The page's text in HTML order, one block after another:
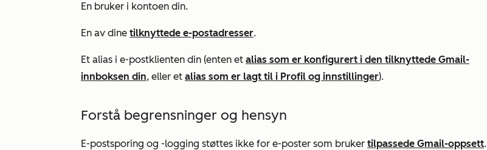
En bruker i kontoen din.
En av dine tilknyttede e-postadresser.
Et alias i e-postklienten din (enten et alias som er konfigurert i den tilknyttede Gmail-
innboksen din, eller et alias som er lagt til i Profil og innstillinger).
Forstå begrensninger og hensyn
E-postsporing og -logging støttes ikke for e-poster som bruker tilpassede Gmail-oppsett.